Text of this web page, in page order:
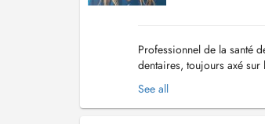
Professionnel de la santé
dentaires, toujours axé
Domaine de compétence -
See all